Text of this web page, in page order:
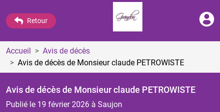
Retour
Accueil
Avis de décès
Avis de décès de Monsieur claude PETROWISTE
Avis de décès de Monsieur claude PETROWISTE
Publié le 19 février 2026 à Saujon